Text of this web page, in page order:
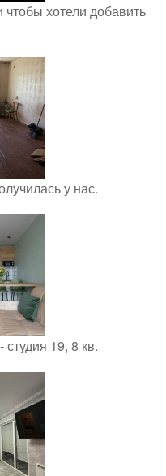
хотели добавить
у нас.
19, 8 кв.